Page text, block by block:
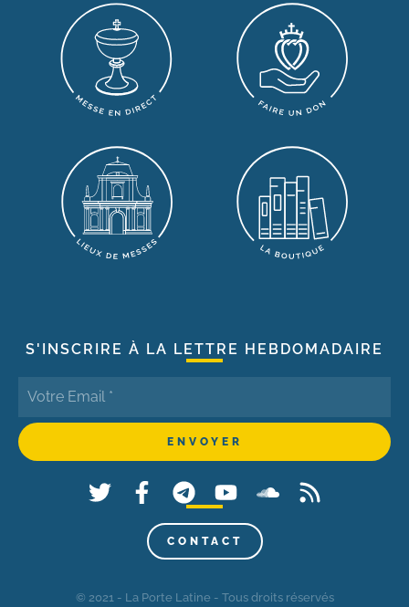
S'INSCRIRE À LA LETTRE HEBDOMADAIRE
CONTACT
© 2021 - La Porte Latine - Tous droits réservés